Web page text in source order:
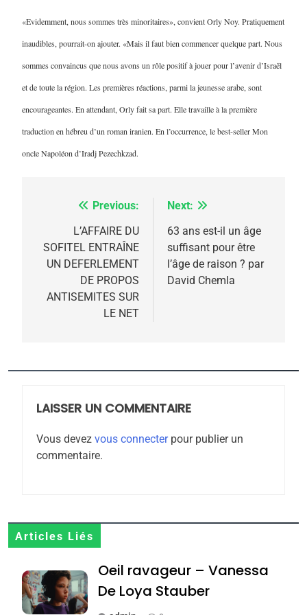
«Evidemment, nous sommes très minoritaires», convient Orly Noy. Pratiquement
inaudibles, pourrait-on ajouter. «Mais il faut bien commencer quelque part. Nous
sommes convaincus que nous avons un rôle positif à jouer pour l’avenir d’Israël
et de toute la région. Les premières réactions, parmi la jeunesse arabe, sont
encourageantes. En attendant, Orly fait sa part. Elle travaille à la première
traduction en hébreu d’un roman iranien. En l’occurrence, le best-seller Mon
oncle Napoléon d’Iradj Pezechkzad.
Navigation
l’article
Previous:
L’AFFAIRE DU
SOFITEL ENTRAÎNE
UN DEFERLEMENT
DE PROPOS
ANTISEMITES SUR
LE NET
Next:
63 ans est-il un âge
suffisant pour être
l’âge de raison ? par
David Chemla
LAISSER UN COMMENTAIRE
Vous devez vous connecterpour publier un
commentaire.
Articles Liés
Oeil ravageur – Vanessa
De Loya Stauber
2025, l’année la plus
rapport d’ADL contre
FRANCE ISRAÉL
6
Zrihen-Dvir
7
Jacques Hadida
JUDAISME